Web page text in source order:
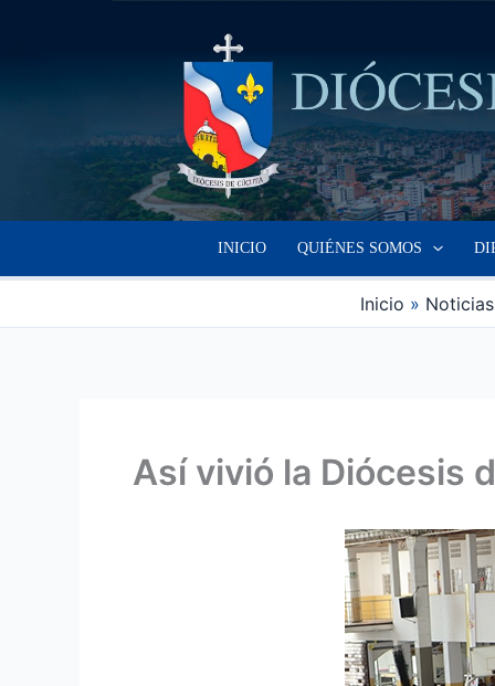
INICIO QUIÉNES SOMOS
Inicio
Así vivió la Diócesis